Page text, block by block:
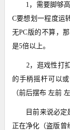
1，需要脚够高
C要想划一程度运
无PC版的不算，
是5倍以上。
2，逛戏性打扣
的手柄摇杆可以
（前后摆布 左前
目前来说必定是
正在净化（盗版曾